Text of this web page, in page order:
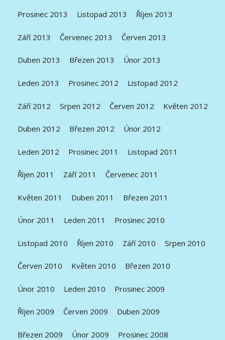
Prosinec 2013 Listopad 2013 Říjen 2013
Září 2013 Červenec 2013 Červen 2013
Duben 2013 Březen 2013 Únor 2013
Leden 2013 Prosinec 2012 Listopad 2012
Září 2012 Srpen 2012 Červen 2012 Květen 2012
Duben 2012 Březen 2012 Únor 2012
Leden 2012 Prosinec 2011 Listopad 2011
Říjen 2011 Září 2011 Červenec 2011
Květen 2011 Duben 2011 Březen 2011
Únor 2011 Leden 2011 Prosinec 2010
Listopad 2010 Říjen 2010 Září 2010 Srpen 2010
Červen 2010 Květen 2010 Březen 2010
Únor 2010 Leden 2010 Prosinec 2009
Říjen 2009 Červen 2009 Duben 2009
Březen 2009 Únor 2009 Prosinec 2008